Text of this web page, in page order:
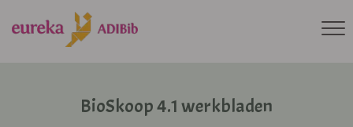
BioSkoop 4.1 werkbladen